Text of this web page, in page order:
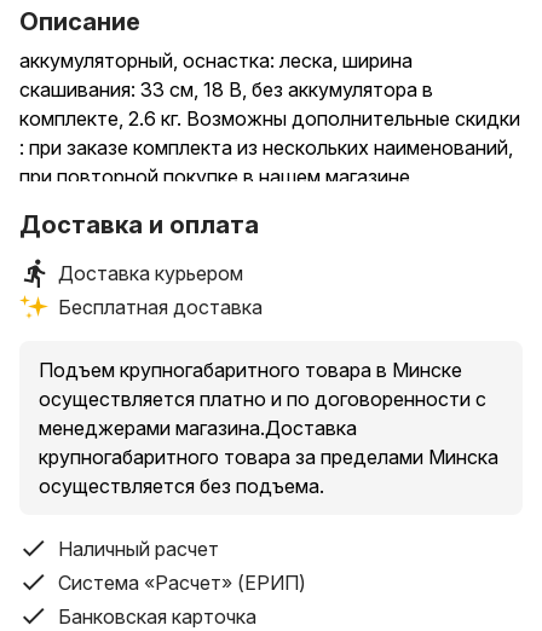
Описание
аккумуляторный, оснастка: леска, ширина
скашивания: 33 см, 18 В, без аккумулятора в
комплекте, 2.6 кг. Возможны дополнительные скидки
: при заказе комплекта из нескольких наименований,
при повторной покупке в нашем магазине
Доставка и оплата
Доставка курьером
Бесплатная доставка
Подъем крупногабаритного товара в Минске
осуществляется платно и по договоренности с
менеджерами магазина.Доставка
крупногабаритного товара за пределами Минска
осуществляется без подъема.
Наличный расчет
Система «Расчет» (ЕРИП)
Банковская карточка